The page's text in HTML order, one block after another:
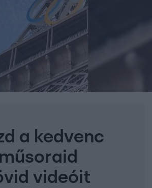
a kedvenc
műsoraid
videóit